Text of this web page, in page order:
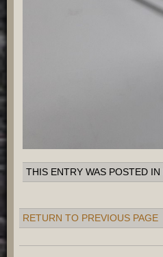
THIS ENTRY WAS POSTED IN
RETURN TO PREVIOUS PAGE